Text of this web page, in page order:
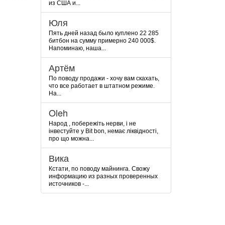
из США и...
Юля
Пять дней назад было куплено 22 285
битбон на сумму примерно 240 000$.
Напоминаю, наша...
Артём
По поводу продажи - хочу вам скахать,
что все работает в штатном режиме.
На...
Oleh
Народ , побережіть нерви, і не
інвестуйте у Bit bon, немає ліквідності,
про що можна...
Вика
Кстати, по поводу майнинга. Свожу
информацию из разных проверенных
источников -...